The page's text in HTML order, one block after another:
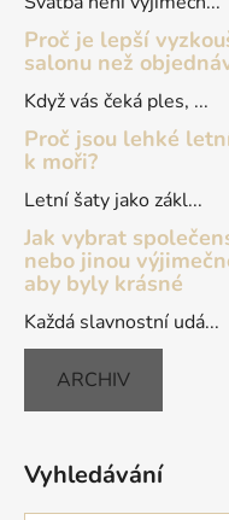
Proč je lepší
salonu než
Když vás čeká ples, ...
Proč jsou lehké
k moři?
Letní šaty jako zákl...
Jak vybrat
nebo jinou
aby byly krásné
Každá slavnostní udá...
ARCHIV
Vyhledávání